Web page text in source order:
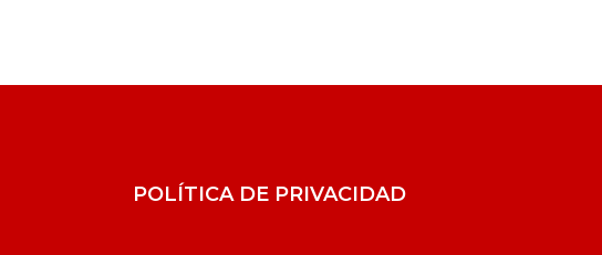
POLÍTICA DE PRIVACIDAD